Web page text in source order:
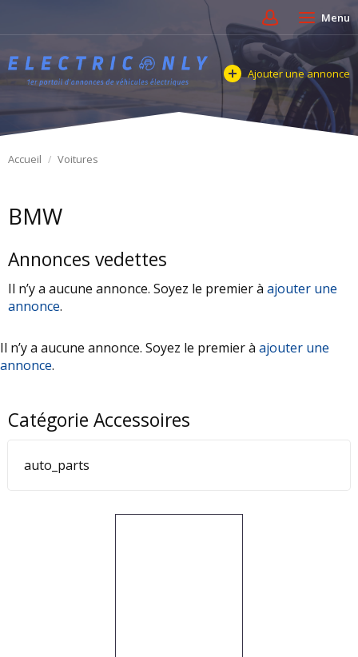
Menu
Ajouter une annonce
Accueil Voitures
BMW
Annonces vedettes
Il n’y a aucune annonce. Soyez le premier à ajouter une
annonce.
Il n’y a aucune annonce. Soyez le premier à ajouter une
annonce.
Catégorie Accessoires
auto_parts